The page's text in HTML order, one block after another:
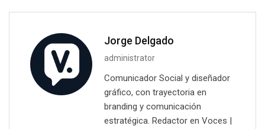
Jorge Delgado
administrator
Comunicador Social y diseñador
gráfico, con trayectoria en
branding y comunicación
estratégica. Redactor en Voces |